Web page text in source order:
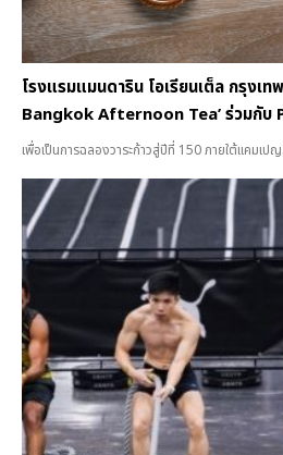
โรงแรมแมนดาริน โอเรียนเต็ล กรุงเ
Bangkok Afternoon Tea’ ร่วมกับ
เพื่อเป็นการฉลองวาระก้าวสู่ปีที่ 150 ภายใต้แคมเป